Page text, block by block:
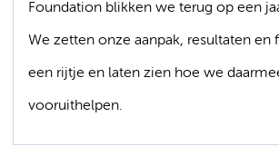
Foundation blikken we terug op een
We zetten onze aanpak, resultaten en
een rijtje en laten zien hoe we
vooruithelpen.